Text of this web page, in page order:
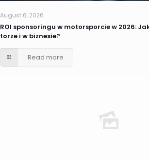
August 6, 2026
ROI sponsoringu w motorsporcie w 2026:
torze i w biznesie?
Read more